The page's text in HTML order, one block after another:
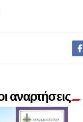
αναρτήσεις